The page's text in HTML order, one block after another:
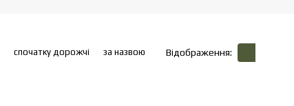
спочатку дорожчі за назвою Відображення: